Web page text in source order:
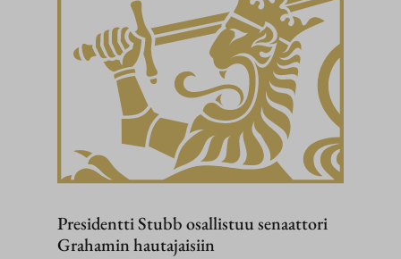
Presidentti Stubb osallistuu senaattori
Grahamin hautajaisiin